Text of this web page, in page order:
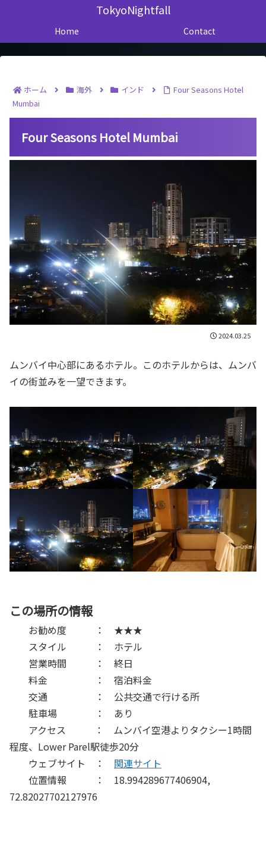
TokyoNightfall
Home Contact
ホーム 海外 インド
Four Seasons Hotel
Mumbai
Four Seasons Hotel Mumbai
2024.03.25
ムンバイ中心部にあるホテル。このホテルからは、ムンバ
イの街並みを一望できます。
この場所の情報
お勧め度 ： ★★★
スタイル ： ホテル
営業時間 ： 終日
料金 ： 宿泊料金
交通 ： 公共交通で行ける所
駐車場 ： あり
アクセス ： ムンバイ空港よりタクシー1時間
程度、Lower Parel駅徒歩20分
ウェブサイト ： 関連サイト
位置情報 ： 18.994289677406904,
72.82027702127976